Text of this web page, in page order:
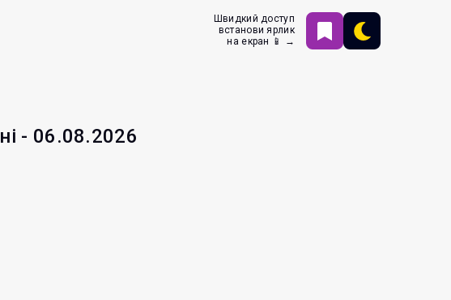
Швидкий доступ
встанови ярлик
на екран 📱 →
- 06.08.2026